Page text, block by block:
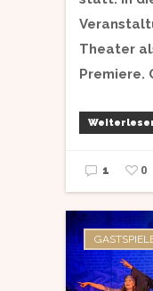
Theater
Premiere.
1 0